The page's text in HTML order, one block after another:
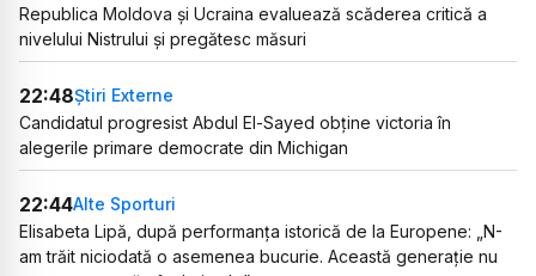
Republica Moldova și Ucraina evaluează scăderea critică a
nivelului Nistrului și pregătesc măsuri
22:48Știri Externe
Candidatul progresist Abdul El-Sayed obține victoria în
alegerile primare democrate din Michigan
22:44Alte Sporturi
Elisabeta Lipă, după performanța istorică de la Europene: „N-
am trăit niciodată o asemenea bucurie. Această generație nu